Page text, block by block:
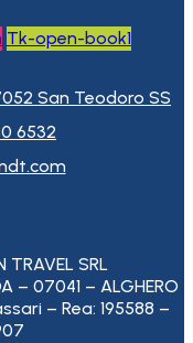
Tk-open-book1
San Teodoro SS
6532
SRL
– 07041 – ALGHERO
– Rea: 195588 –